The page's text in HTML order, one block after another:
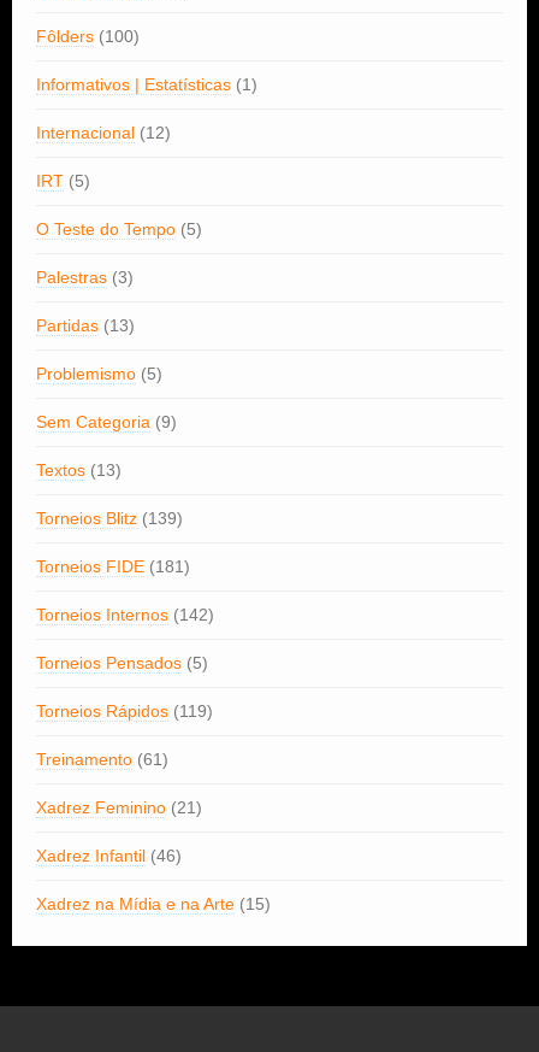
Fôlders (100)
Informativos | Estatísticas (1)
Internacional (12)
IRT (5)
O Teste do Tempo (5)
Palestras (3)
Partidas (13)
Problemismo (5)
Sem Categoria (9)
Textos (13)
Torneios Blitz (139)
Torneios FIDE (181)
Torneios Internos (142)
Torneios Pensados (5)
Torneios Rápidos (119)
Treinamento (61)
Xadrez Feminino (21)
Xadrez Infantil (46)
Xadrez na Mídia e na Arte (15)